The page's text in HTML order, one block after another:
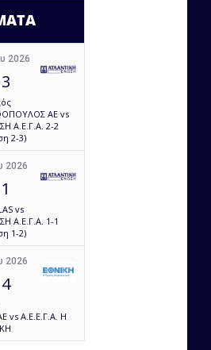
2026
3
ΑΕ vs
Α.Ε.Γ.Α. 2-2
2-3)
2026
1
vs
Α.Ε.Γ.Α. 1-1
1-2)
2026
4
Α.Ε.Ε.Γ.Α. Η